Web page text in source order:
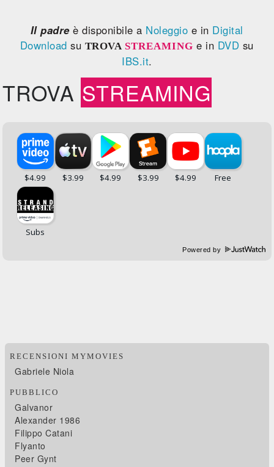
Il padreè disponibile a Noleggio e in Digital
Download su TROVA STREAMING e in DVD su
IBS.it.
TROVA STREAMING
Powered by
RECENSIONI MYMOVIES
Gabriele Niola
PUBBLICO
Galvanor
Alexander 1986
Filippo Catani
Flyanto
Peer Gynt